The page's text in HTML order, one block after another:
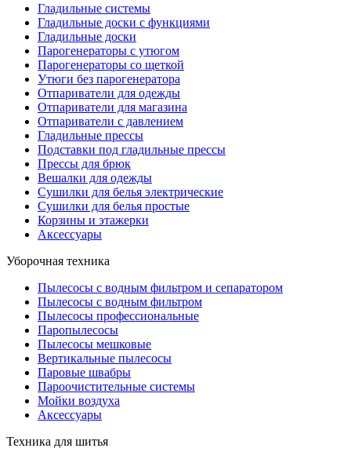
Гладильные системы
Гладильные доски с функциями
Гладильные доски
Парогенераторы с утюгом
Парогенераторы со щеткой
Утюги без парогенератора
Отпариватели для одежды
Отпариватели для магазина
Отпариватели с давлением
Гладильные прессы
Подставки под гладильные прессы
Прессы для брюк
Вешалки для одежды
Сушилки для белья электрические
Сушилки для белья простые
Корзины и этажерки
Аксессуары
Уборочная техника
Пылесосы с водным фильтром и сепаратором
Пылесосы с водным фильтром
Пылесосы профессиональные
Паропылесосы
Пылесосы мешковые
Вертикальные пылесосы
Паровые швабры
Пароочистительные системы
Мойки воздуха
Аксессуары
Техника для шитья